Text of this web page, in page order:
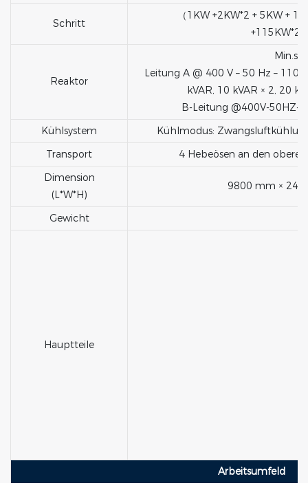
Schritt
（1KW +2KW*2 + 5KW +
Reaktor
Leitung A @ 400 V – 50 Hz –
kVAR, 10 kVAR × 2, 20
B-Leitung @400V-50HZ-
Kühlsystem
Kühlmodus:
Transport
4 Hebeösen an den
Dimension
(L*W*H)
9800 mm ×
Gewicht
Hauptteile
Arbeitsumfeld